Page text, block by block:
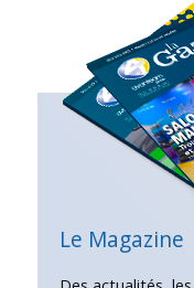
Le Magazine